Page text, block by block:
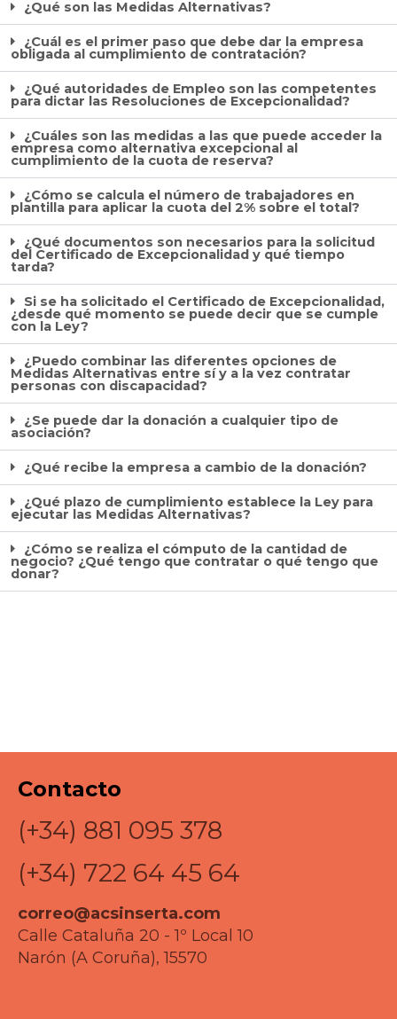
¿Qué son las Medidas Alternativas?
¿Cuál es el primer paso que debe dar la empresa
obligada al cumplimiento de contratación?
¿Qué autoridades de Empleo son las competentes
para dictar las Resoluciones de Excepcionalidad?
¿Cuáles son las medidas a las que puede acceder la
empresa como alternativa excepcional al
cumplimiento de la cuota de reserva?
¿Cómo se calcula el número de trabajadores en
plantilla para aplicar la cuota del 2% sobre el total?
¿Qué documentos son necesarios para la solicitud
del Certificado de Excepcionalidad y qué tiempo
tarda?
Si se ha solicitado el Certificado de Excepcionalidad,
¿desde qué momento se puede decir que se cumple
con la Ley?
¿Puedo combinar las diferentes opciones de
Medidas Alternativas entre sí y a la vez contratar
personas con discapacidad?
¿Se puede dar la donación a cualquier tipo de
asociación?
¿Qué recibe la empresa a cambio de la donación?
¿Qué plazo de cumplimiento establece la Ley para
ejecutar las Medidas Alternativas?
¿Cómo se realiza el cómputo de la cantidad de
negocio? ¿Qué tengo que contratar o qué tengo que
donar?
Contacto
(+34) 881 095 378
(+34) 722 64 45 64
correo@acsinserta.com
Calle Cataluña 20 - 1º Local 10
Narón (A Coruña), 15570